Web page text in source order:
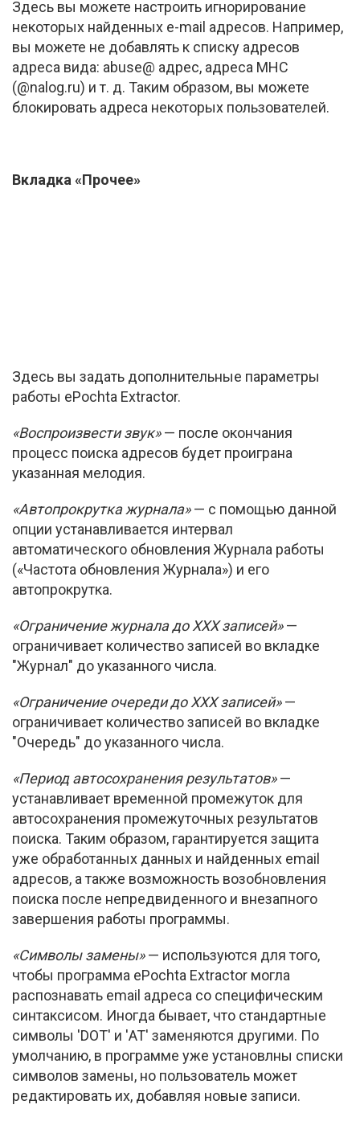
Здесь вы можете настроить игнорирование
некоторых найденных e-mail адресов. Например,
вы можете не добавлять к списку адресов
адреса вида: abuse@ адрес, адреса МНС
(@nalog.ru) и т. д. Таким образом, вы можете
блокировать адреса некоторых пользователей.
Вкладка «Прочее»
Здесь вы задать дополнительные параметры
работы ePochta Extractor.
«Воспроизвести звук»— после окончания
процесс поиска адресов будет проиграна
указанная мелодия.
«Автопрокрутка журнала»— с помощью данной
опции устанавливается интервал
автоматического обновления Журнала работы
(«Частота обновления Журнала») и его
автопрокрутка.
«Ограничение журнала доХХХ записей»—
ограничивает количество записей во вкладке
"Журнал" до указанного числа.
«Ограничение очереди до ХХХ записей»—
ограничивает количество записей во вкладке
"Очередь" до указанного числа.
«Период автосохранения результатов»—
устанавливает временной промежуток для
автосохранения промежуточных результатов
поиска. Таким образом, гарантируется защита
уже обработанных данных и найденных email
адресов, а также возможность возобновления
поиска после непредвиденного и внезапного
завершения работы программы.
«Символы замены»— используются для того,
чтобы программа ePochta Extractor могла
распознавать email адреса со специфическим
синтаксисом. Иногда бывает, что стандартные
символы 'DOT' и 'AT' заменяются другими. По
умолчанию, в программе уже установлны списки
символов замены, но пользователь может
редактировать их, добавляя новые записи.